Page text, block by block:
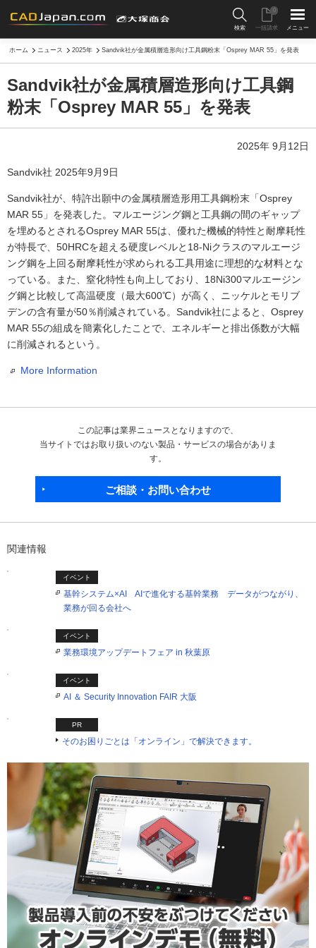
検索 一括請求
0
メニュー
ホーム ニュース 2025年 Sandvik社が金属積層造形向け工具鋼粉末「Osprey MAR 55」を発表
Sandvik社が金属積層造形向け工具鋼
粉末「Osprey MAR 55」を発表
2025年 9月12日
Sandvik社 2025年9月9日
Sandvik社が、特許出願中の金属積層造形用工具鋼粉末「Osprey
MAR 55」を発表した。マルエージング鋼と工具鋼の間のギャップ
を埋めるとされるOsprey MAR 55は、優れた機械的特性と耐摩耗性
が特長で、50HRCを超える硬度レベルと18-Niクラスのマルエージ
ング鋼を上回る耐摩耗性が求められる工具用途に理想的な材料とな
っている。また、窒化特性も向上しており、18Ni300マルエージン
グ鋼と比較して高温硬度（最大600℃）が高く、ニッケルとモリブ
デンの含有量が50％削減されている。Sandvik社によると、Osprey
MAR 55の組成を簡素化したことで、エネルギーと排出係数が大幅
に削減されるという。
More Information
この記事は業界ニュースとなりますので、
当サイトではお取り扱いのない製品・サービスの場合がありま
す。
ご相談・お問い合わせ
関連情報
イベント
基幹システム×AI AIで進化する基幹業務 データがつながり、
業務が回る会社へ
イベント
業務環境アップデートフェア in 秋葉原
イベント
AI ＆ Security Innovation FAIR 大阪
PR
そのお困りごとは「オンライン」で解決できます。